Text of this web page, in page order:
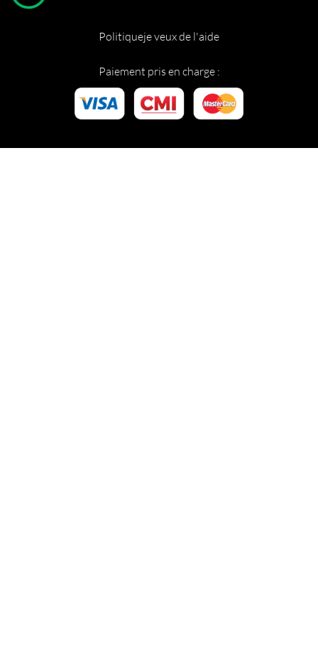
Paiement pris en charge :
Politiqueje veux de l'aide